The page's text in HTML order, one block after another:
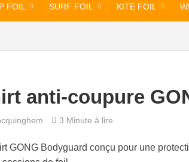
FOIL SURF FOIL KITE FOIL
anti-coupure
3 Minute à lire
GONG Bodyguard conçu pour une